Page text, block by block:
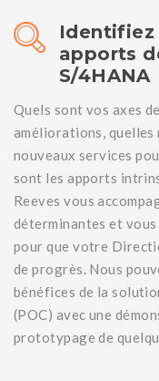
Identifiez
apports
S/4HANA
Quels sont vos axes
améliorations,
nouveaux services
sont les apports
Reeves vous
déterminantes et
pour que votre
de progrès. Nous
bénéfices de la
(POC) avec une
prototypage de